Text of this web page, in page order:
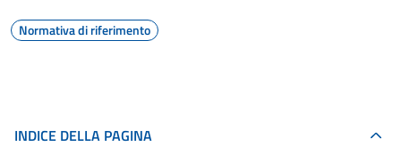
Normativa di riferimento
INDICE DELLA PAGINA